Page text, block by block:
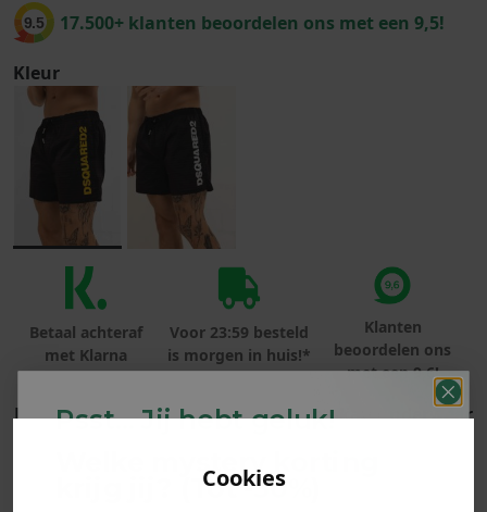
Cookies
9.5 17.500+ klanten beoordelen ons met een 9,5!
Kleur
Betaal achteraf
met Klarna
Voor 23:59 besteld
is morgen in huis!*
Klanten
beoordelen ons
met een 9,6!
LET OP! Wegens hygiënische redenen kan underwear
PRODUCTINFORMATIE
Psst... Jij hebt geluk!
Welke mystery
krijg jij? (Tot-30%